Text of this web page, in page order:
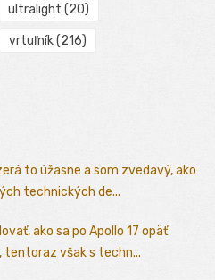
ultralight (20)
vrtuľník(216)
to úžasne a som zvedavý, ako
technických de...
ako sa po Apollo 17 opäť
tentoraz však s techn...